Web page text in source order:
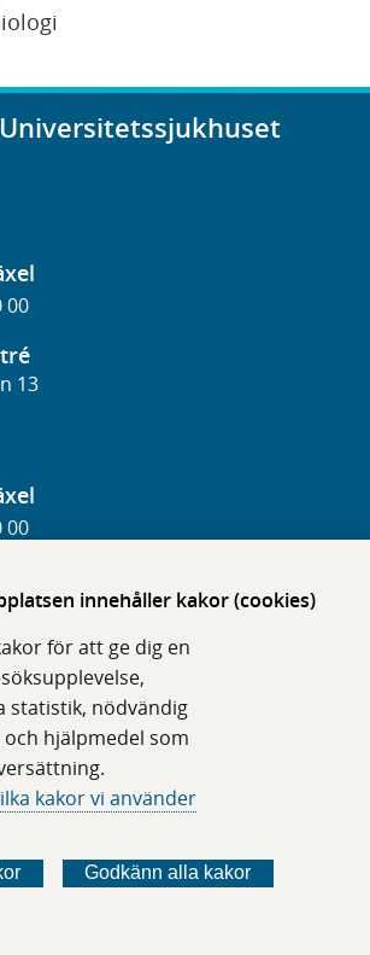
innehåller kakor (cookies)
för att ge dig en
statistik, nödvändig
hjälpmedel som
kakor vi använder
Godkänn alla kakor
00
13
00
3